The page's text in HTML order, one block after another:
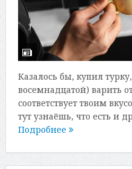
Казалось бы, купил
восемнадцатой) варить
соответствует твоим
тут узнаёшь, что есть и
Подробнее